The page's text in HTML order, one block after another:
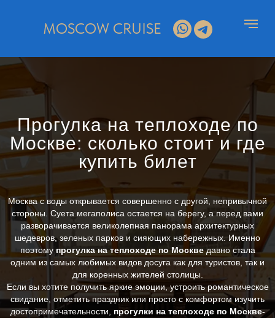
MOSCOW CRUISE
Прогулка на теплоходе по
Москве: сколько стоит и где
купить билет
Москва с воды открывается совершенно с другой, непривычной
стороны. Суета мегаполиса остается на берегу, а перед вами
разворачивается великолепная панорама архитектурных
шедевров, зеленых парков и сияющих набережных. Именно
поэтомупрогулка на теплоходе по Москведавно стала
одним из самых любимых видов досуга как для туристов, так и
для коренных жителей столицы.
Если вы хотите получить яркие эмоции, устроить романтическое
свидание, отметить праздник или просто с комфортом изучить
достопримечательности, прогулки на теплоходе по Москве-